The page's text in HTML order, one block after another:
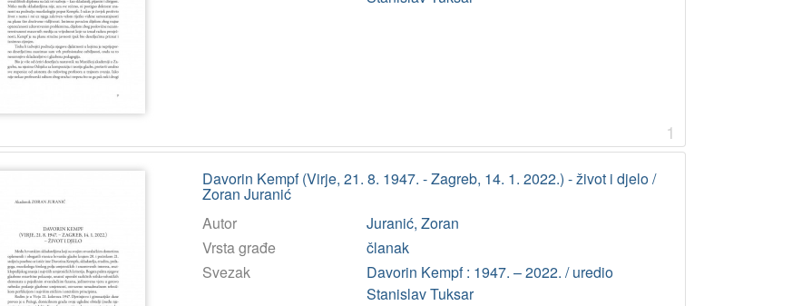
1
Davorin Kempf (Virje, 21. 8. 1947. - Zagreb, 14. 1. 2022.) - život i djelo /
Zoran Juranić
Autor
Juranić, Zoran
Vrsta građe
članak
Svezak
Davorin Kempf : 1947. – 2022. / uredio
Stanislav Tuksar